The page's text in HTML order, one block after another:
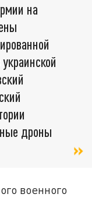
на
дроны
военного